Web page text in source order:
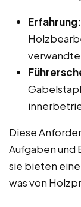
Erfahrung:
Diese
Aufgaben und
sie bieten
was von